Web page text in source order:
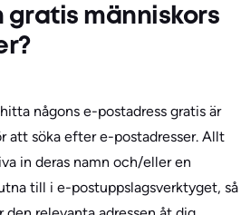
gratis människors
någons e-postadress gratis är
att söka efter e-postadresser. Allt
in deras namn och/eller en
till i e-postuppslagsverktyget, så